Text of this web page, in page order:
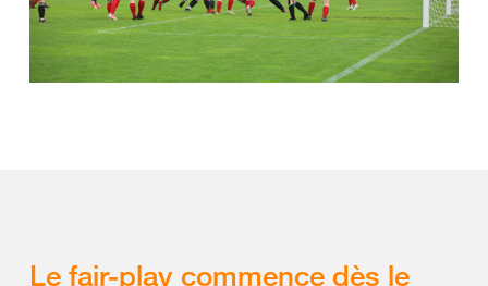
Le fair-play commence dès le